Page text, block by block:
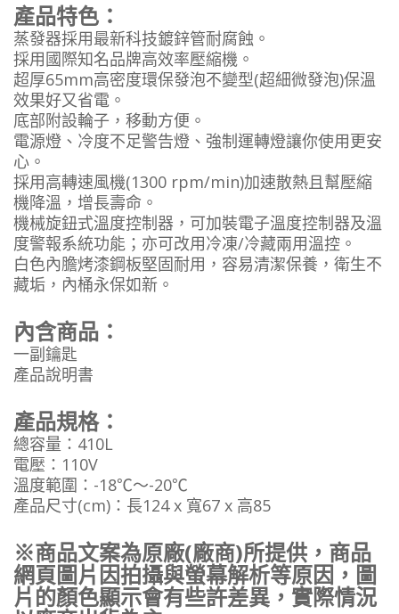
產品特色：
蒸發器採用最新科技鍍鋅管耐腐蝕。
採用國際知名品牌高效率壓縮機。
超厚65mm高密度環保發泡不變型(超細微發泡)保溫
效果好又省電。
底部附設輪子，移動方便。
電源燈、冷度不足警告燈、強制運轉燈讓你使用更安
心。
採用高轉速風機(1300 rpm/min)加速散熱且幫壓縮
機降溫，增長壽命。
機械旋鈕式溫度控制器，可加裝電子溫度控制器及溫
度警報系統功能；亦可改用冷凍/冷藏兩用溫控。
白色內膽烤漆鋼板堅固耐用，容易清潔保養，衛生不
藏垢，內桶永保如新。
內含商品：
一副鑰匙
產品說明書
產品規格：
總容量：410L
電壓：110V
溫度範圍：-18℃～-20℃
產品尺寸(cm)：長124 x 寬67 x 高85
※商品文案為原廠(廠商)所提供，商品
網頁圖片因拍攝與螢幕解析等原因，圖
片的顏色顯示會有些許差異，實際情況